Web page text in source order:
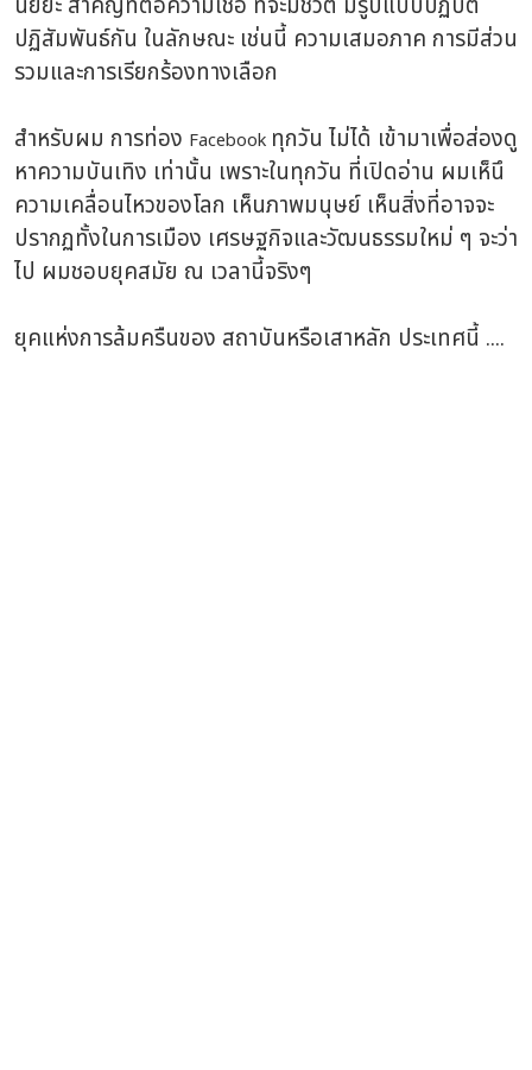
ปฏิสัมพันธ์กัน ในลักษณะ เช่นนี้ ความเสมอภาค การมีส่วน
รวมและการเรียกร้องทางเลือก
สำหรับผม การท่อง Facebook ทุกวัน ไม่ได้ เข้ามาเพื่อส่องดู
หาความบันเทิง เท่านั้น เพราะในทุกวัน ที่เปิดอ่าน ผมเห็นึ
ความเคลื่อนไหวของโลก เห็นภาพมนุษย์ เห็นสิ่งที่อาจจะ
ปรากฏทั้งในการเมือง เศรษฐกิจและวัฒนธรรมใหม่ ๆ จะว่า
ไป ผมชอบยุคสมัย ณ เวลานี้จริงๆ
ยุคแห่งการล้มครืนของ สถาบันหรือเสาหลัก ประเทศนี้ ....